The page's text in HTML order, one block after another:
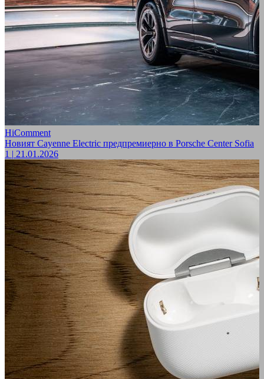
HiComment
Новият Cayenne Electric предпремиерно в Porsche Center Sofia
1 | 21.01.2026